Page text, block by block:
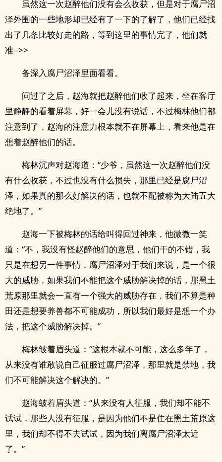
虽然这一次赵醉他们没有会么收获，但是对于腐尸沼
泽外围的一些地形却已经有了一下的了解了，他们已经找
出了几条比较好走的路，等到这里的事情完了，他们就
准-->>
备深入腐尸沼泽里面看看。
问过了之后，赵海就把赵醉他们收了起来，坐在客厅
里静静的看着屏幕，好一会儿没有说话，不过梅林他们都
注意到了，赵海的注意力根本就不在屏幕上，看来他是在
想着赵醉他们的话。
梅林沉声对赵海道：“少爷，虽然这一次赵醉他们没
有什么收获，不过也没有什么损失，那里已经是腐尸沼
泽，如果真的那么好解决的话，也就不配被称为大陆五大
绝地了。”
赵海一下被梅林的话给叫得回过神来，他微微一笑
道：“不，我没有怪赵醉他们的意思，他们干的不错，我
只是在想另一件事情，腐尸沼泽对于我们来说，是一个很
大的威胁，如果我们不能把这个威胁解决掉的话，那黑土
荒原那里就会一直有一个强大的威胁存在，我们不算是种
田还是想要养兽都不可能成功，所以我们最好是想一个办
法，把这个威胁解决掉。”
梅林皱着眉头道：“这根本就不可能，这么多年了，
从来没有谁敢说自己征服过腐尸沼泽，那里就是禁地，我
们不可能解决这个解决的。”
赵海皱着眉头道：“从来没有人征服，我们却不能不
试试，那些人没有征服，是因为他们不是住在黑土荒原这
里，我们却不得不去试试，因为我们离腐尸沼泽太近
了。”